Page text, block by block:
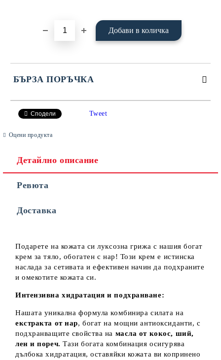
БЪРЗА ПОРЪЧКА
Ние ще се свържем с вас в рамките на работния ден.
Сподели Tweet
Оцени продукта
Детайлно описание
Ревюта
Доставка
Подарете на кожата си луксозна грижа с нашия богат
крем за тяло, обогатен с нар! Този крем е истинска
наслада за сетивата и ефективен начин да подхраните
и омекотите кожата си.
Интензивна хидратация и подхранване:
Нашата уникална формула комбинира силата на
екстракта от нар, богат на мощни антиоксиданти, с
подхранващите свойства на масла от кокос, ший,
лен и пореч. Тази богата комбинация осигурява
дълбока хидратация, оставяйки кожата ви копринено